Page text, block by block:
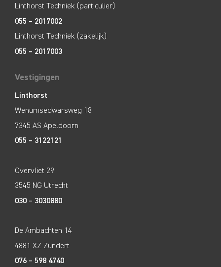
Linthorst Techniek (particulier)
055 – 2017002
Linthorst Techniek (zakelijk)
055 – 2017003
Vestigingen
Linthorst
Wenumsedwarsweg 18
7345 AS Apeldoorn
055 – 3122121
Overvliet 29
3545 NG Utrecht
030 – 3030880
De Ambachten 14
4881 XZ Zundert
076 – 598 4740